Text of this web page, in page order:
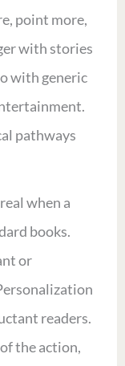
point more,
with stories
with generic
pathways
when a
books.
or
readers.
the action,